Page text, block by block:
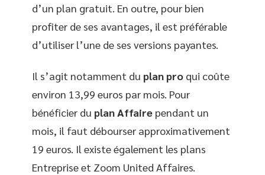
d’un plan gratuit. En outre, pour bien
profiter de ses avantages, il est préférable
d’utiliser l’une de ses versions payantes.
Il s’agit notamment du plan pro qui coûte
environ 13,99 euros par mois. Pour
bénéficier du plan Affaire pendant un
mois, il faut débourser approximativement
19 euros. Il existe également les plans
Entreprise et Zoom United Affaires.